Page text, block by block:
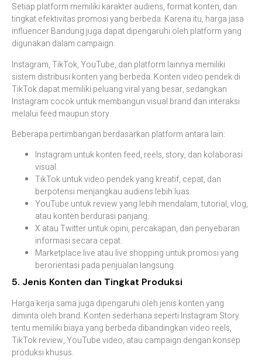
Setiap platform memiliki karakter audiens, format konten, dan
tingkat efektivitas promosi yang berbeda. Karena itu, harga jasa
influencer Bandung juga dapat dipengaruhi oleh platform yang
digunakan dalam campaign.
Instagram, TikTok, YouTube, dan platform lainnya memiliki
sistem distribusi konten yang berbeda. Konten video pendek di
TikTok dapat memiliki peluang viral yang besar, sedangkan
Instagram cocok untuk membangun visual brand dan interaksi
melalui feed maupun story.
Beberapa pertimbangan berdasarkan platform antara lain:
Instagram untuk konten feed, reels, story, dan kolaborasi
visual.
TikTok untuk video pendek yang kreatif, cepat, dan
berpotensi menjangkau audiens lebih luas.
YouTube untuk review yang lebih mendalam, tutorial, vlog,
atau konten berdurasi panjang.
X atau Twitter untuk opini, percakapan, dan penyebaran
informasi secara cepat.
Marketplace live atau live shopping untuk promosi yang
berorientasi pada penjualan langsung.
5. Jenis Konten dan Tingkat Produksi
Harga kerja sama juga dipengaruhi oleh jenis konten yang
diminta oleh brand. Konten sederhana seperti Instagram Story
tentu memiliki biaya yang berbeda dibandingkan video reels,
TikTok review, YouTube video, atau campaign dengan konsep
produksi khusus.